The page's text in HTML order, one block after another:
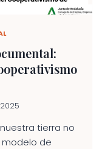
tierra no
modelo de